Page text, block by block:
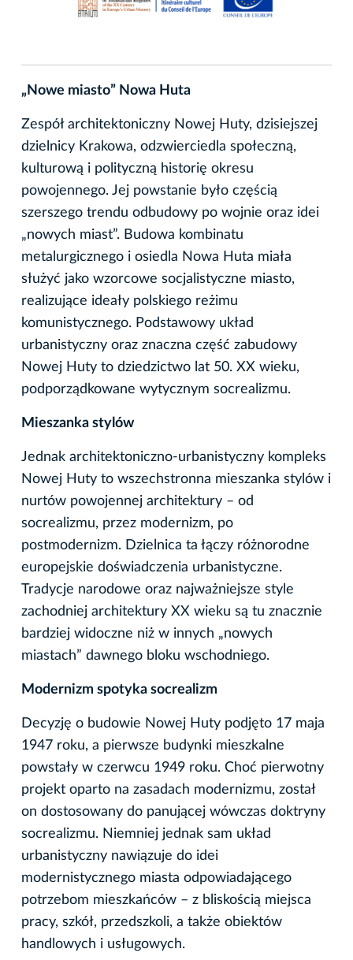
„Nowe miasto” Nowa Huta
Zespół architektoniczny Nowej Huty, dzisiejszej
dzielnicy Krakowa, odzwierciedla społeczną,
kulturową i polityczną historię okresu
powojennego. Jej powstanie było częścią
szerszego trendu odbudowy po wojnie oraz idei
„nowych miast”. Budowa kombinatu
metalurgicznego i osiedla Nowa Huta miała
służyć jako wzorcowe socjalistyczne miasto,
realizujące ideały polskiego reżimu
komunistycznego. Podstawowy układ
urbanistyczny oraz znaczna część zabudowy
Nowej Huty to dziedzictwo lat 50. XX wieku,
podporządkowane wytycznym socrealizmu.
Mieszanka stylów
Jednak architektoniczno-urbanistyczny kompleks
Nowej Huty to wszechstronna mieszanka stylów i
nurtów powojennej architektury – od
socrealizmu, przez modernizm, po
postmodernizm. Dzielnica ta łączy różnorodne
europejskie doświadczenia urbanistyczne.
Tradycje narodowe oraz najważniejsze style
zachodniej architektury XX wieku są tu znacznie
bardziej widoczne niż w innych „nowych
miastach” dawnego bloku wschodniego.
Modernizm spotyka socrealizm
Decyzję o budowie Nowej Huty podjęto 17 maja
1947 roku, a pierwsze budynki mieszkalne
powstały w czerwcu 1949 roku. Choć pierwotny
projekt oparto na zasadach modernizmu, został
on dostosowany do panującej wówczas doktryny
socrealizmu. Niemniej jednak sam układ
urbanistyczny nawiązuje do idei
modernistycznego miasta odpowiadającego
potrzebom mieszkańców – z bliskością miejsca
pracy, szkół, przedszkoli, a także obiektów
handlowych i usługowych.